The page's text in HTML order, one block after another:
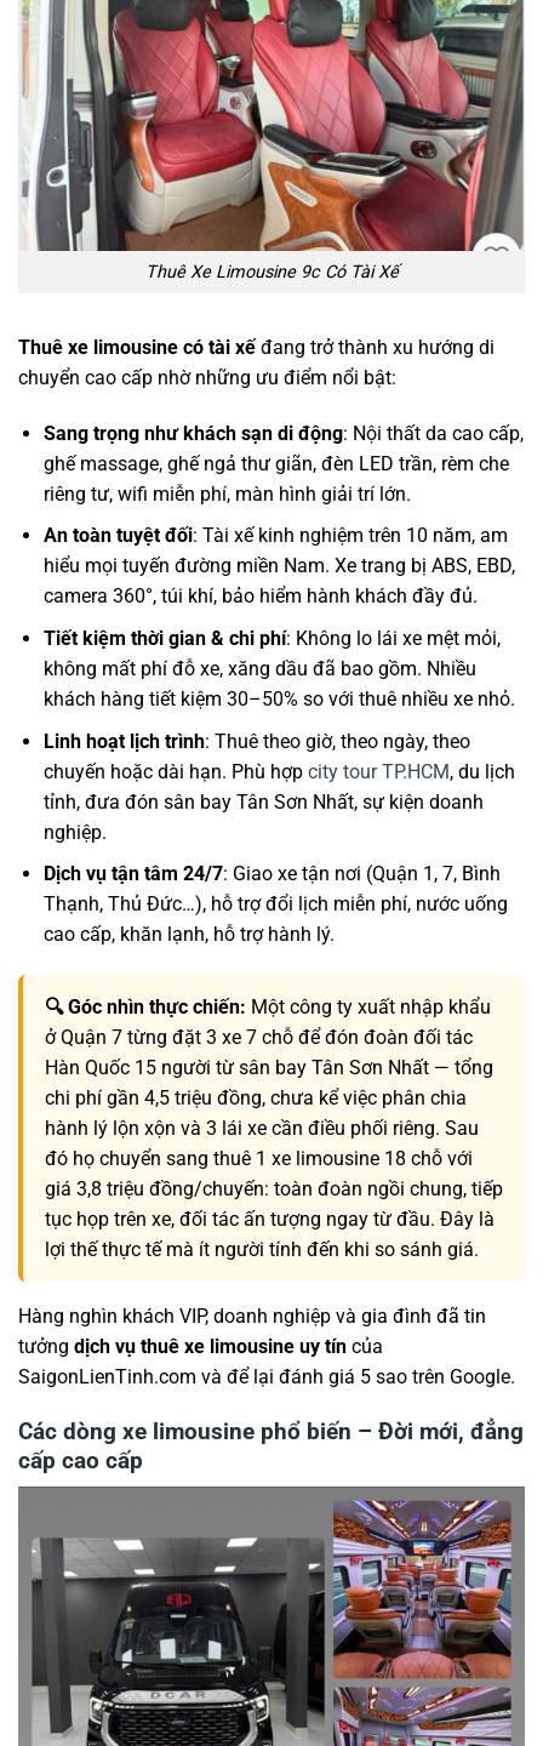
Thuê Xe Limousine 9c Có Tài Xế
Thuê xe limousine có tài xếđang trở thành xu hướng di
chuyển cao cấp nhờ những ưu điểm nổi bật:
Sang trọng như khách sạn di động: Nội thất da cao cấp,
ghế massage, ghế ngả thư giãn, đèn LED trần, rèm che
riêng tư, wifi miễn phí, màn hình giải trí lớn.
An toàn tuyệt đối: Tài xế kinh nghiệm trên 10 năm, am
hiểu mọi tuyến đường miền Nam. Xe trang bị ABS, EBD,
camera 360°, túi khí, bảo hiểm hành khách đầy đủ.
Tiết kiệm thời gian & chi phí: Không lo lái xe mệt mỏi,
không mất phí đỗ xe, xăng dầu đã bao gồm. Nhiều
khách hàng tiết kiệm 30–50% so với thuê nhiều xe nhỏ.
Linh hoạt lịch trình: Thuê theo giờ, theo ngày, theo
chuyến hoặc dài hạn. Phù hợp city tour TP.HCM, du lịch
tỉnh, đưa đón sân bay Tân Sơn Nhất, sự kiện doanh
nghiệp.
Dịch vụ tận tâm 24/7: Giao xe tận nơi (Quận 1, 7, Bình
Thạnh, Thủ Đức…), hỗ trợ đổi lịch miễn phí, nước uống
cao cấp, khăn lạnh, hỗ trợ hành lý.
🔍 Góc nhìn thực chiến: Một công ty xuất nhập khẩu
ở Quận 7 từng đặt 3 xe 7 chỗ để đón đoàn đối tác
Hàn Quốc 15 người từ sân bay Tân Sơn Nhất — tổng
chi phí gần 4,5 triệu đồng, chưa kể việc phân chia
hành lý lộn xộn và 3 lái xe cần điều phối riêng. Sau
đó họ chuyển sang thuê 1 xe limousine 18 chỗ với
giá 3,8 triệu đồng/chuyến: toàn đoàn ngồi chung, tiếp
tục họp trên xe, đối tác ấn tượng ngay từ đầu. Đây là
lợi thế thực tế mà ít người tính đến khi so sánh giá.
Hàng nghìn khách VIP, doanh nghiệp và gia đình đã tin
tưởng dịch vụ thuê xe limousine uy tín của
SaigonLienTinh.com và để lại đánh giá 5 sao trên Google.
Các dòng xe limousine phổ biến – Đời mới, đẳng
cấp cao cấp